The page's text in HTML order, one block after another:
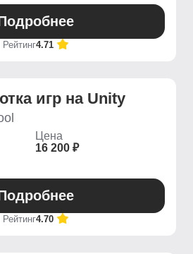
Рейтинг4.71
игр на Unity
Цена
16 200 ₽
Рейтинг4.70